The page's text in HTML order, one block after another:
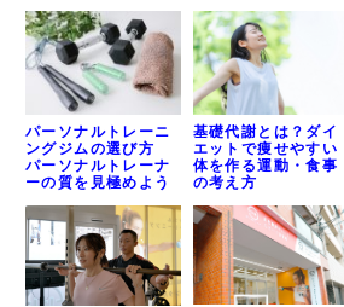
パーソナルトレーニ
ングジムの選び方
パーソナルトレーナ
ーの質を見極めよう
基礎代謝とは？ダイ
エットで痩せやすい
体を作る運動・食事
の考え方